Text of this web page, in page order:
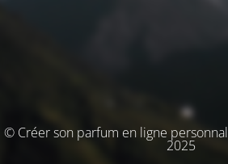
© Créer son parfum en ligne
2025